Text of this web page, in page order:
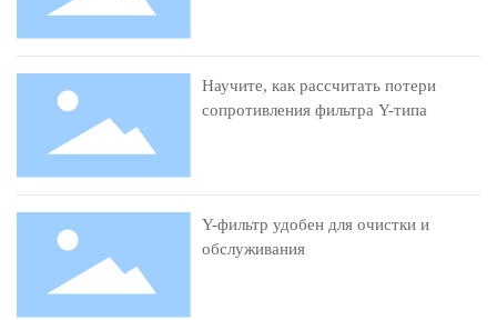
Научите, как рассчитать потери
сопротивления фильтра Y-типа
Y-фильтр удобен для очистки и
обслуживания